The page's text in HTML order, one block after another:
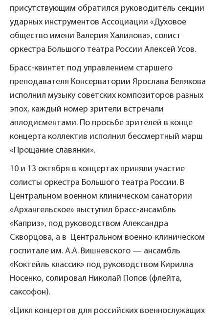
присутствующим обратился руководитель секции
ударных инструментов Ассоциации «Духовое
общество имени Валерия Халилова», солист
оркестра Большого театра России Алексей Усов.
Брасс-квинтет под управлением старшего
преподавателя Консерватории Ярослава Белякова
исполнил музыку советских композиторов разных
эпох, каждый номер зрители встречали
аплодисментами. По просьбе зрителей в конце
концерта коллектив исполнил бессмертный марш
«Прощание славянки».
10 и 13 октября в концертах приняли участие
солисты оркестра Большого театра России. В
Центральном военном клиническом санатории
«Архангельское» выступил брасс-ансамбль
«Каприз», под руководством Александра
Скворцова, а в Центральном военно-клиническом
госпитале им. А.А. Вишневского — ансамбль
«Коктейль классик» под руководством Кирилла
Носенко, солировал Николай Попов (флейта,
саксофон).
«Цикл концертов для российских военнослужащих